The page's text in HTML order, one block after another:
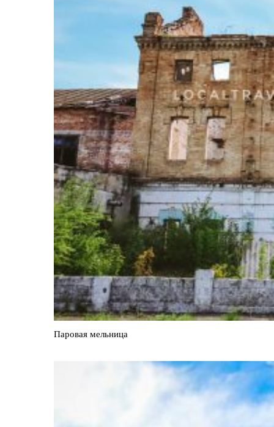
Паровая мельница